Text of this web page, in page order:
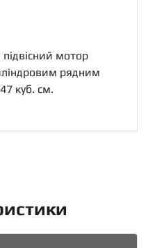
мотор
рядним
куб. см.